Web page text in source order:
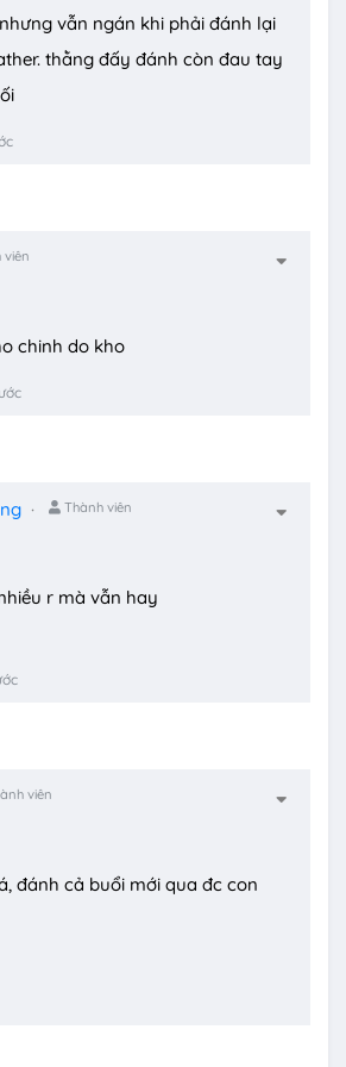
vẫn ngán khi phải đánh lại
thằng đấy đánh còn đau tay
viên
chinh do kho
Thành viên
r mà vẫn hay
viên
đánh cả buổi mới qua đc con